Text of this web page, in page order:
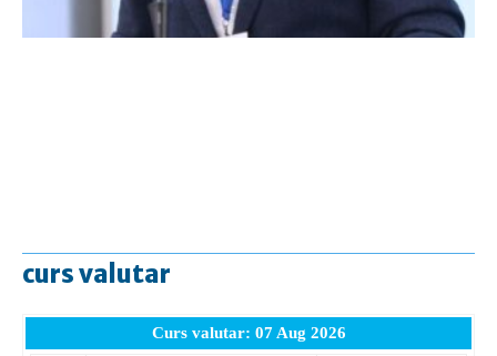
curs valutar
Curs valutar: 07 Aug 2026